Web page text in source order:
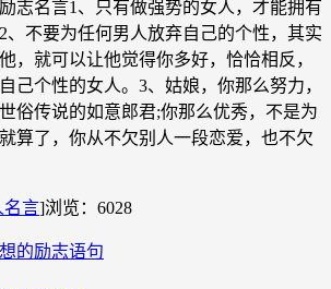
志名言1、只有做强势的女人，才能拥有
、不要为任何男人放弃自己的个性，其实
，就可以让他觉得你多好，恰恰相反，
己个性的女人。3、姑娘，你那么努力，
俗传说的如意郎君;你那么优秀，不是为
算了，你从不欠别人一段恋爱，也不欠
名言]浏览：6028